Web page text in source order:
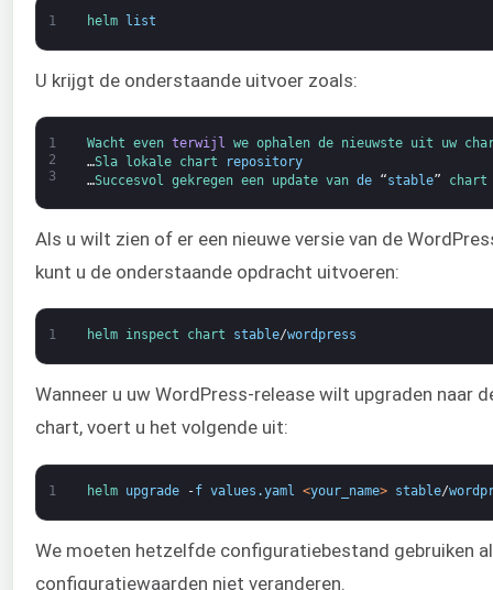
1 helm list
U krijgt de onderstaande uitvoer zoals:
1
2
3
Wacht even terwijl we ophalen de nieuwste uit uw
…Sla lokale chart
repository
…Succesvol gekregen een update van de “stable”
Als u wilt zien of er een nieuwe versie van de
kunt u de onderstaande opdracht uitvoeren:
1 helm inspect chart stable/wordpress
Wanneer u uw WordPress-release wilt upgraden naar
chart, voert u het volgende uit:
1 helm upgrade -f values .yaml <your_name> stable/
We moeten hetzelfde configuratiebestand gebruiken
configuratiewaarden niet veranderen.